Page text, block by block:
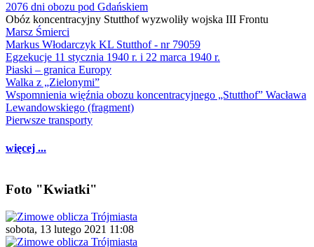
2076 dni obozu pod Gdańskiem
Obóz koncentracyjny Stutthof wyzwoliły wojska III Frontu
Marsz Śmierci
Markus Włodarczyk KL Stutthof - nr 79059
Egzekucje 11 stycznia 1940 r. i 22 marca 1940 r.
Piaski – granica Europy
Walka z „Zielonymi”
Wspomnienia więźnia obozu koncentracyjnego „Stutthof” Wacława
Lewandowskiego (fragment)
Pierwsze transporty
więcej ...
Foto "Kwiatki"
sobota, 13 lutego 2021 11:08